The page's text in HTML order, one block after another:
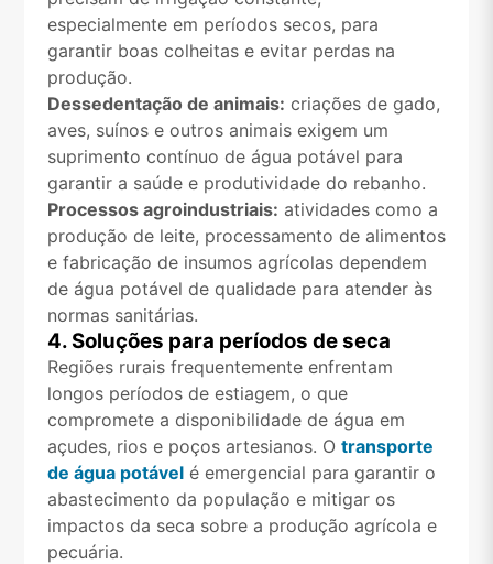
especialmente em períodos secos, para
garantir boas colheitas e evitar perdas na
produção.
Dessedentação de animais: criações de gado,
aves, suínos e outros animais exigem um
suprimento contínuo de água potável para
garantir a saúde e produtividade do rebanho.
Processos agroindustriais: atividades como a
produção de leite, processamento de alimentos
e fabricação de insumos agrícolas dependem
de água potável de qualidade para atender às
normas sanitárias.
4. Soluções para períodos de seca
Regiões rurais frequentemente enfrentam
longos períodos de estiagem, o que
compromete a disponibilidade de água em
açudes, rios e poços artesianos. O transporte
de água potávelé emergencial para garantir o
abastecimento da população e mitigar os
impactos da seca sobre a produção agrícola e
pecuária.